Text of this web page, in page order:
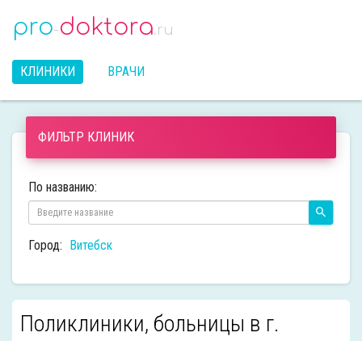
pro-doktora.ru
КЛИНИКИ ВРАЧИ
ФИЛЬТР КЛИНИК
По названию:
Город: Витебск
Поликлиники, больницы в г.